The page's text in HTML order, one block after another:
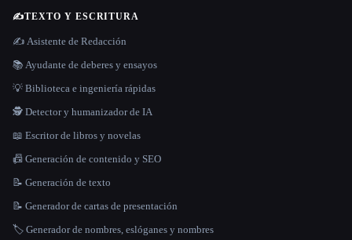
✍️TEXTO Y ESCRITURA
✍️ Asistente de Redacción
📚 Ayudante de deberes y ensayos
💡 Biblioteca e ingeniería rápidas
🕵️ Detector y humanizador de IA
📖 Escritor de libros y novelas
📠 Generación de contenido y SEO
📝 Generación de texto
📝 Generador de cartas de presentación
🏷️ Generador de nombres, eslóganes y nombres